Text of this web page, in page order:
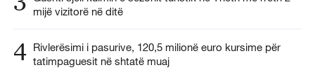
mijë vizitorë në ditë
4 Rivlerësimi i pasurive, 120,5 milionë euro kursime për
tatimpaguesit në shtatë muaj